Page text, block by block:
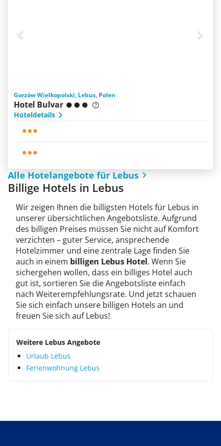
Gorzów Wielkopolski, Lebus, Polen
Hotel Bulvar
Hoteldetails
Alle Hotelangebote für Lebus
Billige Hotels in Lebus
Wir zeigen Ihnen die billigsten Hotels für Lebus in
unserer übersichtlichen Angebotsliste. Aufgrund
des billigen Preises müssen Sie nicht auf Komfort
verzichten – guter Service, ansprechende
Hotelzimmer und eine zentrale Lage finden Sie
auch in einem billigen Lebus Hotel. Wenn Sie
sichergehen wollen, dass ein billiges Hotel auch
gut ist, sortieren Sie die Angebotsliste einfach
nach Weiterempfehlungsrate. Und jetzt schauen
Sie sich einfach unsere billigen Hotels an und
freuen Sie sich auf Lebus!
Weitere Lebus Angebote
Urlaub Lebus
Ferienwohnung Lebus